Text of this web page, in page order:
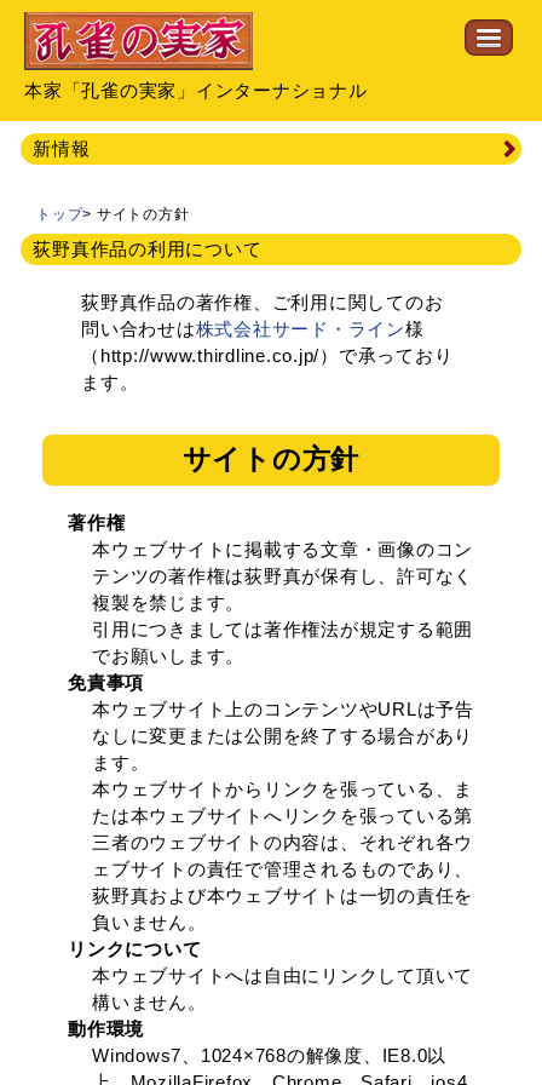
本家「孔雀の実家」インターナショナル
トップ> サイトの方針
荻野真作品の利用について
荻野真作品の著作権、ご利用に関してのお
問い合わせは株式会社サード・ライン様
（http://www.thirdline.co.jp/）で承っており
ます。
サイトの方針
著作権
本ウェブサイトに掲載する文章・画像のコン
テンツの著作権は荻野真が保有し、許可なく
複製を禁じます。
引用につきましては著作権法が規定する範囲
でお願いします。
免責事項
本ウェブサイト上のコンテンツやURLは予告
なしに変更または公開を終了する場合があり
ます。
本ウェブサイトからリンクを張っている、ま
たは本ウェブサイトへリンクを張っている第
三者のウェブサイトの内容は、それぞれ各ウ
ェブサイトの責任で管理されるものであり、
荻野真および本ウェブサイトは一切の責任を
負いません。
リンクについて
本ウェブサイトへは自由にリンクして頂いて
構いません。
動作環境
Windows7、1024×768の解像度、IE8.0以
新情報